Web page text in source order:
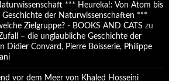
*** Heureka!: Von Atom bis
der Naturwissenschaften ***
Zielgruppe? - BOOKS AND CATS zu
– die unglaubliche Geschichte der
Didier Convard, Pierre Boisserie, Philippe
vor dem Meer von Khaled Hosseini